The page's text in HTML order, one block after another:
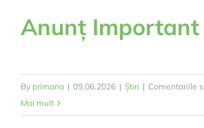
Anunț Important
By primaria | 09.06.2026 | Știri | Comentariile
Mai mult